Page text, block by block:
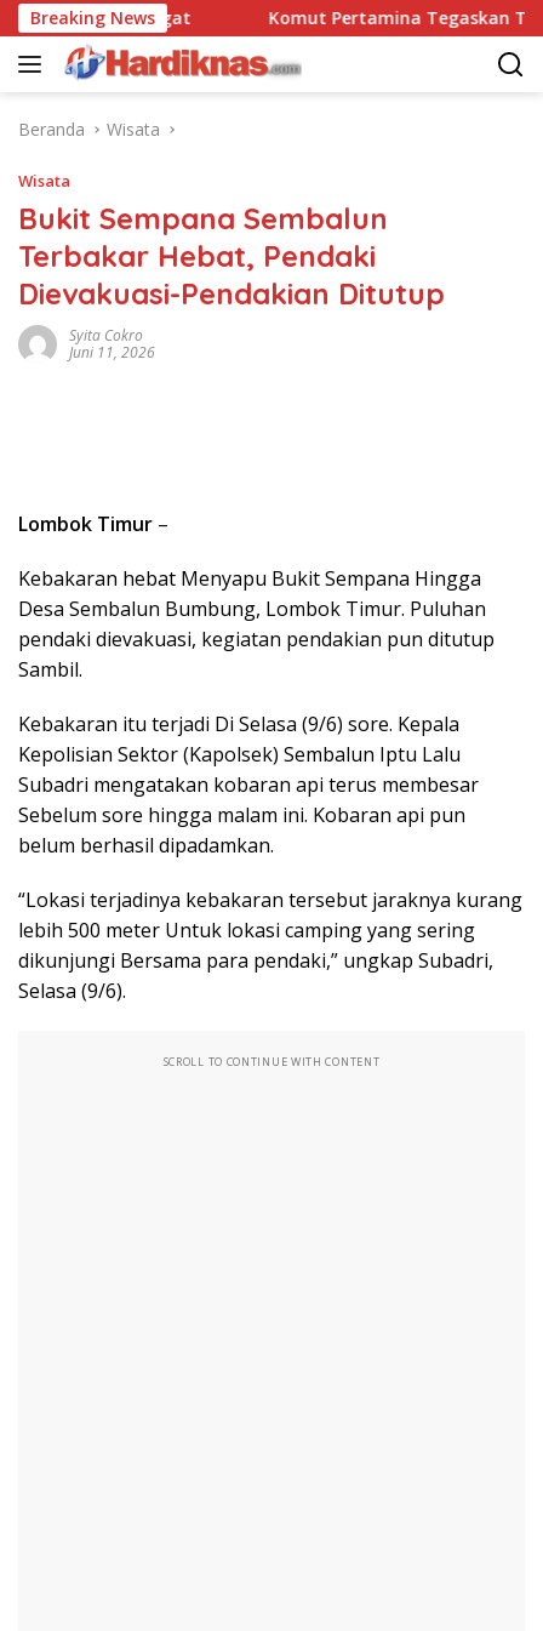
Langsung
ke
konten
Breaking News
90 Pasgat Komut Pertamina Tegaskan Tak
Beranda Wisata
Wisata
Bukit Sempana Sembalun
Terbakar Hebat, Pendaki
Dievakuasi-Pendakian Ditutup
Syita Cokro
Juni 11, 2026
Lombok Timur –
Kebakaran hebat Menyapu Bukit Sempana Hingga
Desa Sembalun Bumbung, Lombok Timur. Puluhan
pendaki dievakuasi, kegiatan pendakian pun ditutup
Sambil.
Kebakaran itu terjadi Di Selasa (9/6) sore. Kepala
Kepolisian Sektor (Kapolsek) Sembalun Iptu Lalu
Subadri mengatakan kobaran api terus membesar
Sebelum sore hingga malam ini. Kobaran api pun
belum berhasil dipadamkan.
“Lokasi terjadinya kebakaran tersebut jaraknya kurang
lebih 500 meter Untuk lokasi camping yang sering
dikunjungi Bersama para pendaki,” ungkap Subadri,
Selasa (9/6).
SCROLL TO CONTINUE WITH CONTENT